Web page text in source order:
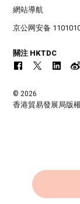
網站導航
京公网安备
關注 HKTDC
© 2026
香港貿易發展局版